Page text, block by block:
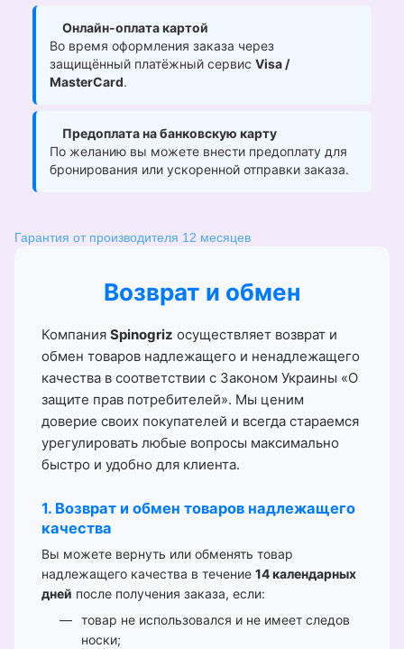
Онлайн-оплата картой
Во время оформления заказа через
защищённый платёжный сервис Visa /
MasterCard.
Предоплата на банковскую карту
По желанию вы можете внести предоплату для
бронирования или ускоренной отправки заказа.
Гарантия от производителя 12 месяцев
Возврат и обмен
Компания Spinogriz осуществляет возврат и
обмен товаров надлежащего и ненадлежащего
качества в соответствии с Законом Украины «О
защите прав потребителей». Мы ценим
доверие своих покупателей и всегда стараемся
урегулировать любые вопросы максимально
быстро и удобно для клиента.
1. Возврат и обмен товаров надлежащего
качества
Вы можете вернуть или обменять товар
надлежащего качества в течение 14 календарных
дней после получения заказа, если:
товар не использовался и не имеет следов
носки;